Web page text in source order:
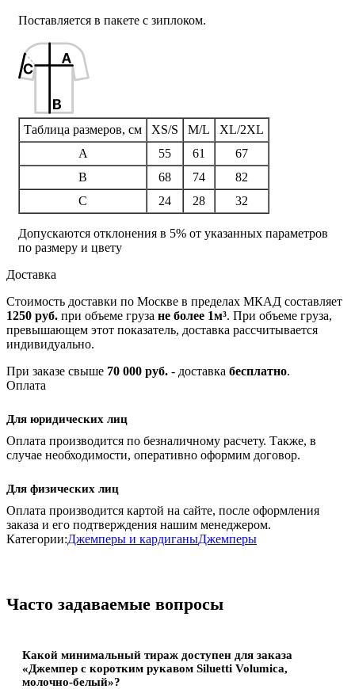
Поставляется в пакете с зиплоком.
Таблица размеров, см XS/S M/L
XL/2XL
A
55 61
67
B
68 74
82
C
24 28 32
Допускаются отклонения в 5% от указанных параметров
по размеру и цвету
Доставка
Стоимость доставки по Москве в пределах МКАД составляет
1250 руб. при объеме груза не более 1м³. При объеме груза,
превышающем этот показатель, доставка рассчитывается
индивидуально.
При заказе свыше 70 000 руб. - доставка бесплатно.
Оплата
Для юридических лиц
Оплата производится по безналичному расчету. Также, в
случае необходимости, оперативно оформим договор.
Для физических лиц
Оплата производится картой на сайте, после оформления
заказа и его подтверждения нашим менеджером.
Категории:Джемперы и кардиганыДжемперы
Часто задаваемые вопросы
Какой минимальный тираж доступен для заказа
«Джемпер с коротким рукавом Siluetti Volumica,
молочно-белый»?